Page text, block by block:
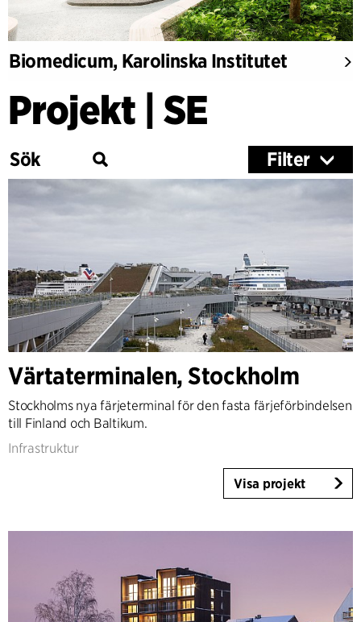
Biomedicum, Karolinska Institutet
Projekt | SE
Filter
Kategori
Kultur
Hälsa
Forskning
Träbyggnader
Kontor & Kommersiellt
Höghus
Infrastruktur
Landskap
Klimatanpassning
Värtaterminalen, Stockholm
Stockholms nya färjeterminal för den fasta färjeförbindelsen
till Finland och Baltikum.
Infrastruktur
Visa projekt